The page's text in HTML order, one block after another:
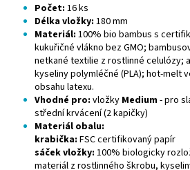
Počet: 16 ks
Délka vložky: 180 mm
Materiál: 100% bio bambus s
kukuřičné vlákno bez GMO;
netkané textilie z rostlinné celulózy;
kyseliny polymléčné (PLA); hot-melt
obsahu latexu.
Vhodné pro: vložky Medium- pro
střední krvácení (2 kapičky)
Materiál obalu:
krabička: FSC certifikovaný papír
sáček vložky: 100% biologicky
materiál z rostlinného škrobu,